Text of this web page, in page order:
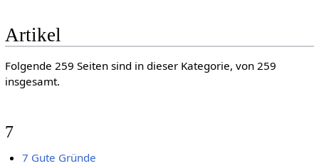
Artikel
Folgende 259 Seiten sind in dieser Kategorie, von 259
insgesamt.
7
7 Gute Gründe